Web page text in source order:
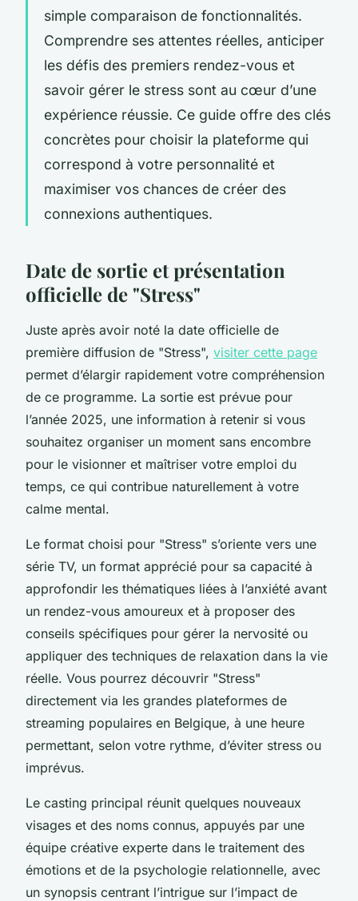
simple comparaison de fonctionnalités.
Comprendre ses attentes réelles, anticiper
les défis des premiers rendez-vous et
savoir gérer le stress sont au cœur d’une
expérience réussie. Ce guide offre des clés
concrètes pour choisir la plateforme qui
correspond à votre personnalité et
maximiser vos chances de créer des
connexions authentiques.
Date de sortie et présentation
officielle de "Stress"
Juste après avoir noté la date officielle de
première diffusion de "Stress", visiter cette page
permet d’élargir rapidement votre compréhension
de ce programme. La sortie est prévue pour
l’année 2025, une information à retenir si vous
souhaitez organiser un moment sans encombre
pour le visionner et maîtriser votre emploi du
temps, ce qui contribue naturellement à votre
calme mental.
Le format choisi pour "Stress" s’oriente vers une
série TV, un format apprécié pour sa capacité à
approfondir les thématiques liées à l’anxiété avant
un rendez-vous amoureux et à proposer des
conseils spécifiques pour gérer la nervosité ou
appliquer des techniques de relaxation dans la vie
réelle. Vous pourrez découvrir "Stress"
directement via les grandes plateformes de
streaming populaires en Belgique, à une heure
permettant, selon votre rythme, d’éviter stress ou
imprévus.
Le casting principal réunit quelques nouveaux
visages et des noms connus, appuyés par une
équipe créative experte dans le traitement des
émotions et de la psychologie relationnelle, avec
un synopsis centrant l’intrigue sur l’impact de